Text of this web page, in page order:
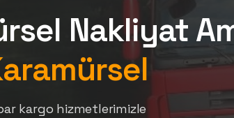
Nakliyat
kargo hizmetlerimizle